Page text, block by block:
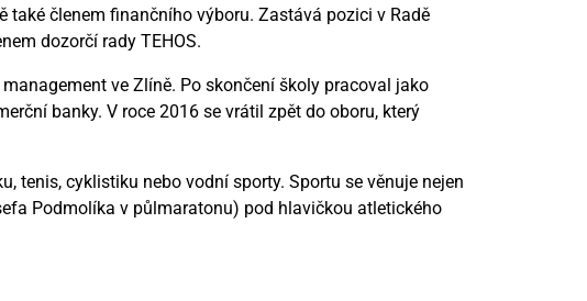
také členem finančního výboru. Zastává pozici v Radě
dozorčí rady TEHOS.
ve Zlíně. Po skončení školy pracoval jako
banky. V roce 2016 se vrátil zpět do oboru, který
tenis, cyklistiku nebo vodní sporty. Sportu se věnuje nejen
Podmolíka v půlmaratonu) pod hlavičkou atletického